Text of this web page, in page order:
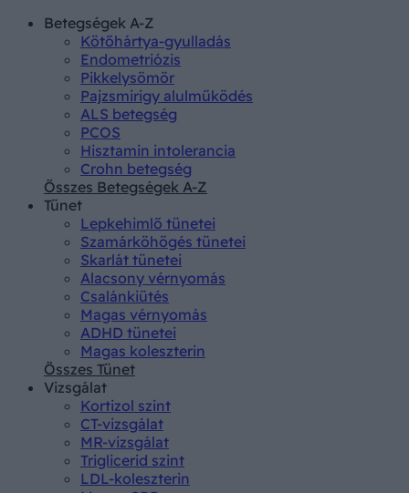
Betegségek A-Z
Kötőhártya-gyulladás
Endometriózis
Pikkelysömör
Pajzsmirigy alulműködés
ALS betegség
PCOS
Hisztamin intolerancia
Crohn betegség
Összes Betegségek A-Z
Tünet
Lepkehimlő tünetei
Szamárköhögés tünetei
Skarlát tünetei
Alacsony vérnyomás
Csalánkiütés
Magas vérnyomás
ADHD tünetei
Magas koleszterin
Összes Tünet
Vizsgálat
Kortizol szint
CT-vizsgálat
MR-vizsgálat
Triglicerid szint
LDL-koleszterin